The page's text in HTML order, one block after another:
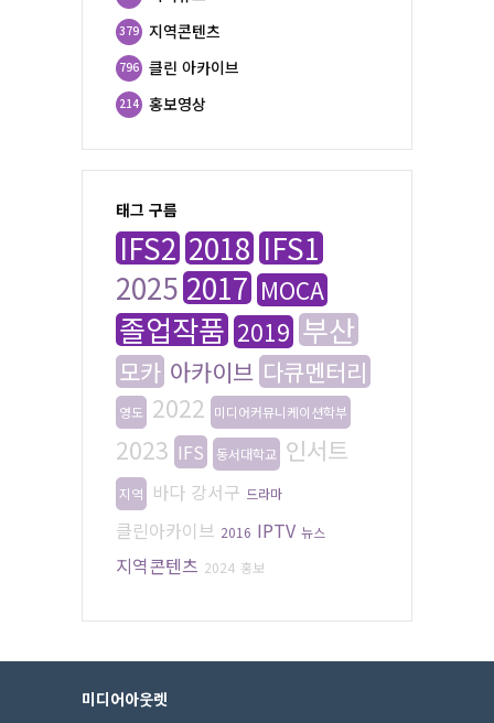
지역콘텐츠
379
클린 아카이브
796
홍보영상
214
태그 구름
IFS2 2018 IFS1
2025 2017 MOCA
졸업작품 2019 부산
모카 아카이브 다큐멘터리
영도 2022 미디어커뮤니케이션학부
2023 IFS 동서대학교 인서트
지역 바다 강서구 드라마
클린아카이브 2016 IPTV 뉴스
지역콘텐츠 2024 홍보
미디어아웃렛